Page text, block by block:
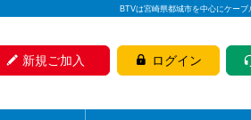
BTVは宮崎県都城市を中心にケー
新規ご加入 ログイン